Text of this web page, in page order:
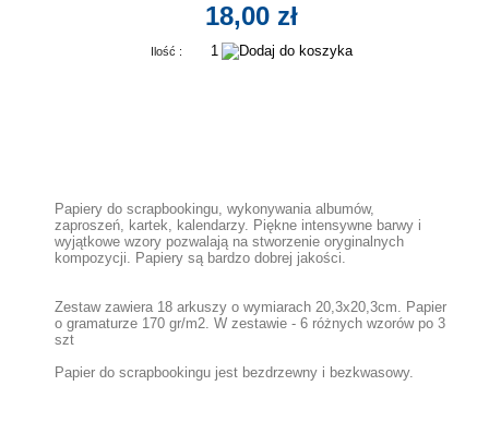
18,00 zł
Ilość :
Papiery do scrapbookingu, wykonywania albumów,
zaproszeń, kartek, kalendarzy. Piękne intensywne barwy i
wyjątkowe wzory pozwalają na stworzenie oryginalnych
kompozycji. Papiery są bardzo dobrej jakości.
Zestaw zawiera 18 arkuszy o wymiarach 20,3x20,3cm. Papier
o gramaturze 170 gr/m2. W zestawie - 6 różnych wzorów po 3
szt
Papier do scrapbookingu jest bezdrzewny i bezkwasowy.